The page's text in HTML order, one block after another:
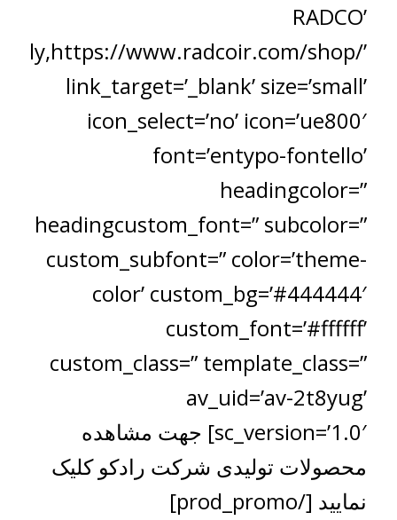
RADCO’
www.radcoir.com/shop/’
link_target=’_blank’ size=’small’
icon_select=’no’ icon=’ue800′
font=’entypo-fontello’
headingcolor=”
headingcustom_font=” subcolor=”
custom_subfont=” color=’theme-
color’ custom_bg=’#444444′
custom_font=’#ffffff’
custom_class=” template_class=”
av_uid=’av-2t8yug’
sc_version=’1.0′] جهت مشاهده
محصولات تولیدی شرکت رادکو کلیک
نمایید [/prod_promo]